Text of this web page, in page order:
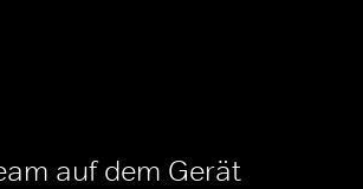
auf dem Gerät